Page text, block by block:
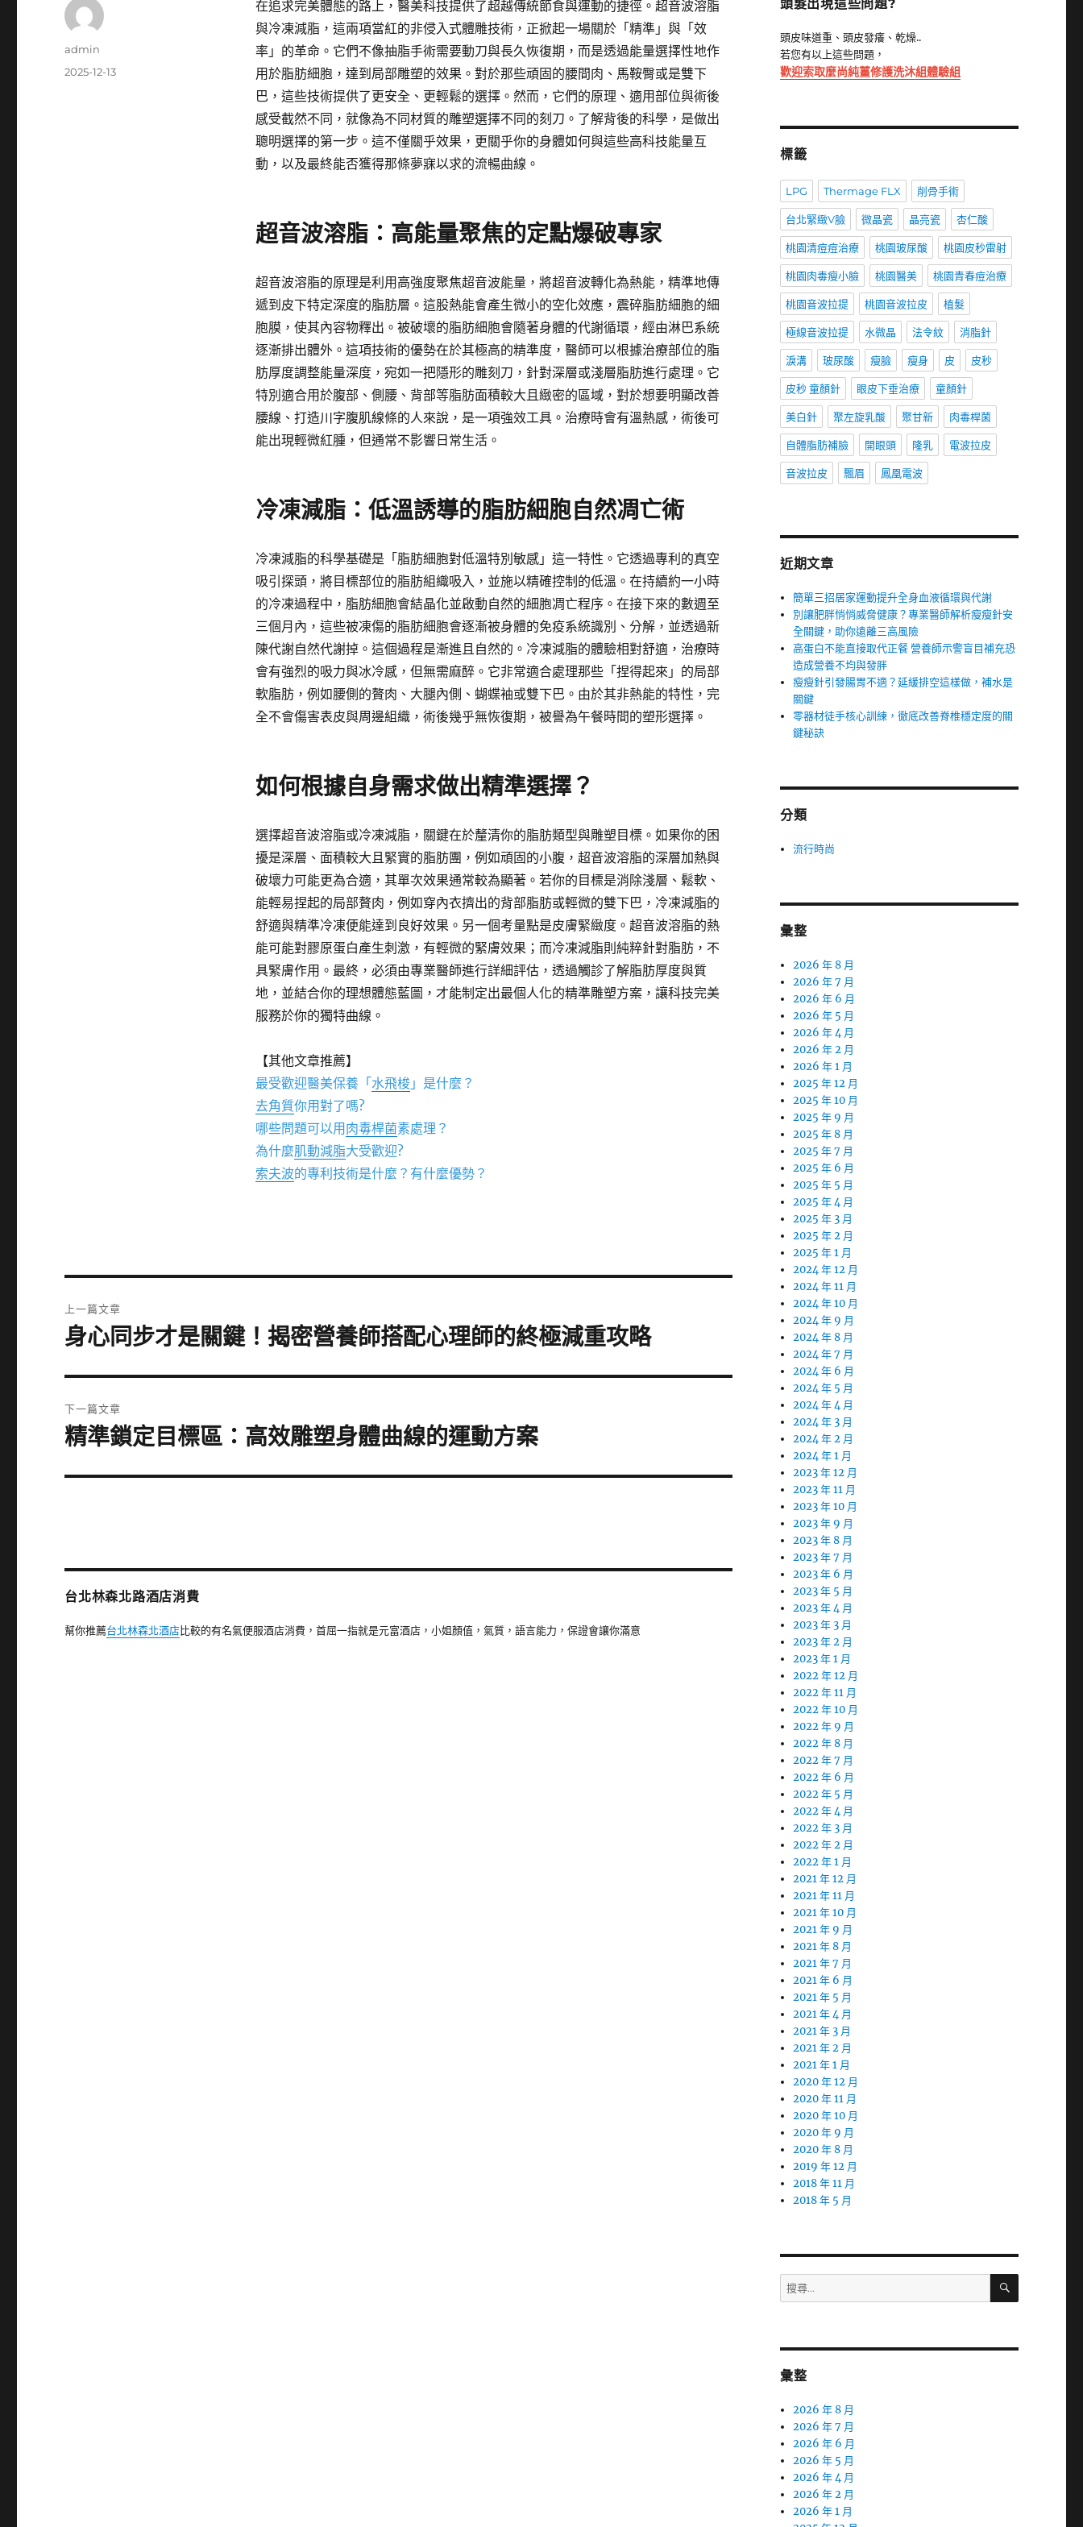
在追求完美體態的路上，醫美科技提供了超越傳統節食與運動的捷徑。超音波溶脂
與冷凍減脂，這兩項當紅的非侵入式體雕技術，正掀起一場關於「精準」與「效
率」的革命。它們不像抽脂手術需要動刀與長久恢復期，而是透過能量選擇性地作
用於脂肪細胞，達到局部雕塑的效果。對於那些頑固的腰間肉、馬鞍臀或是雙下
巴，這些技術提供了更安全、更輕鬆的選擇。然而，它們的原理、適用部位與術後
感受截然不同，就像為不同材質的雕塑選擇不同的刻刀。了解背後的科學，是做出
聰明選擇的第一步。這不僅關乎效果，更關乎你的身體如何與這些高科技能量互
動，以及最終能否獲得那條夢寐以求的流暢曲線。
超音波溶脂：高能量聚焦的定點爆破專家
超音波溶脂的原理是利用高強度聚焦超音波能量，將超音波轉化為熱能，精準地傳
遞到皮下特定深度的脂肪層。這股熱能會產生微小的空化效應，震碎脂肪細胞的細
胞膜，使其內容物釋出。被破壞的脂肪細胞會隨著身體的代謝循環，經由淋巴系統
逐漸排出體外。這項技術的優勢在於其極高的精準度，醫師可以根據治療部位的脂
肪厚度調整能量深度，宛如一把隱形的雕刻刀，針對深層或淺層脂肪進行處理。它
特別適合用於腹部、側腰、背部等脂肪面積較大且緻密的區域，對於想要明顯改善
腰線、打造川字腹肌線條的人來說，是一項強效工具。治療時會有溫熱感，術後可
能出現輕微紅腫，但通常不影響日常生活。
冷凍減脂：低溫誘導的脂肪細胞自然凋亡術
冷凍減脂的科學基礎是「脂肪細胞對低溫特別敏感」這一特性。它透過專利的真空
吸引探頭，將目標部位的脂肪組織吸入，並施以精確控制的低溫。在持續約一小時
的冷凍過程中，脂肪細胞會結晶化並啟動自然的細胞凋亡程序。在接下來的數週至
三個月內，這些被凍傷的脂肪細胞會逐漸被身體的免疫系統識別、分解，並透過新
陳代謝自然代謝掉。這個過程是漸進且自然的。冷凍減脂的體驗相對舒適，治療時
會有強烈的吸力與冰冷感，但無需麻醉。它非常適合處理那些「捏得起來」的局部
軟脂肪，例如腰側的贅肉、大腿內側、蝴蝶袖或雙下巴。由於其非熱能的特性，完
全不會傷害表皮與周邊組織，術後幾乎無恢復期，被譽為午餐時間的塑形選擇。
如何根據自身需求做出精準選擇？
選擇超音波溶脂或冷凍減脂，關鍵在於釐清你的脂肪類型與雕塑目標。如果你的困
擾是深層、面積較大且緊實的脂肪團，例如頑固的小腹，超音波溶脂的深層加熱與
破壞力可能更為合適，其單次效果通常較為顯著。若你的目標是消除淺層、鬆軟、
能輕易捏起的局部贅肉，例如穿內衣擠出的背部脂肪或輕微的雙下巴，冷凍減脂的
舒適與精準冷凍便能達到良好效果。另一個考量點是皮膚緊緻度。超音波溶脂的熱
能可能對膠原蛋白產生刺激，有輕微的緊膚效果；而冷凍減脂則純粹針對脂肪，不
具緊膚作用。最終，必須由專業醫師進行詳細評估，透過觸診了解脂肪厚度與質
地，並結合你的理想體態藍圖，才能制定出最個人化的精準雕塑方案，讓科技完美
服務於你的獨特曲線。
【其他文章推薦】
最受歡迎醫美保養「 水飛梭」是什麼？
去角質你用對了嗎?
哪些問題可以用 肉毒桿菌素處理？
為什麼肌動減脂大受歡迎?
索夫波的專利技術是什麼？有什麼優勢？
作
admin
發
2025-12-13
章
上一篇文章
上
篇
文
章:
身心同步才是關鍵！揭密營養師搭配心理師的終極減重攻略
下一篇文章
下
篇
精準鎖定目標區：高效雕塑身體曲線的運動方案
台北林森北路酒店消費
幫你推薦台北林森北酒店比較的有名氣便服酒店消費，首屈一指就是元富酒店，小姐顏值，氣質，語言能力，保證會讓你滿意
頭髮出現這些問題?
頭皮味道重、頭皮發癢、乾燥..
若您有以上這些問題，
歡迎索取麼尚純薑修護洗沐組體驗組
標籤
LPG Thermage FLX 削骨手術
台北緊緻V臉 微晶瓷 晶亮瓷 杏仁酸
桃園清痘痘治療 桃園玻尿酸 桃園皮秒雷射
桃園肉毒瘦小臉 桃園醫美 桃園青春痘治療
桃園音波拉提 桃園音波拉皮 植髮
極線音波拉提 水微晶 法令紋 消脂針
淚溝 玻尿酸 瘦臉 瘦身 皮 皮秒
皮秒 童顏針 眼皮下垂治療 童顏針
美白針 聚左旋乳酸 聚甘新 肉毒桿菌
自體脂肪補臉 開眼頭 隆乳 電波拉皮
音波拉皮 飄眉 鳳凰電波
近期文章
簡單三招居家運動提升全身血液循環與代謝
別讓肥胖悄悄威脅健康？專業醫師解析瘦瘦針安
全關鍵，助你遠離三高風險
高蛋白不能直接取代正餐 營養師示警盲目補充恐
造成營養不均與發胖
瘦瘦針引發腸胃不適？延緩排空這樣做，補水是
關鍵
零器材徒手核心訓練，徹底改善脊椎穩定度的關
鍵秘訣
分類
流行時尚
彙整
2026 年 8 月
2026 年 7 月
2026 年 6 月
2026 年 5 月
2026 年 4 月
2026 年 2 月
2026 年 1 月
2025 年 12 月
2025 年 10 月
2025 年 9 月
2025 年 8 月
2025 年 7 月
2025 年 6 月
2025 年 5 月
2025 年 4 月
2025 年 3 月
2025 年 2 月
2025 年 1 月
2024 年 12 月
2024 年 11 月
2024 年 10 月
2024 年 9 月
2024 年 8 月
2024 年 7 月
2024 年 6 月
2024 年 5 月
2024 年 4 月
2024 年 3 月
2024 年 2 月
2024 年 1 月
2023 年 12 月
2023 年 11 月
2023 年 10 月
2023 年 9 月
2023 年 8 月
2023 年 7 月
2023 年 6 月
2023 年 5 月
2023 年 4 月
2023 年 3 月
2023 年 2 月
2023 年 1 月
2022 年 12 月
2022 年 11 月
2022 年 10 月
2022 年 9 月
2022 年 8 月
2022 年 7 月
2022 年 6 月
2022 年 5 月
2022 年 4 月
2022 年 3 月
2022 年 2 月
2022 年 1 月
2021 年 12 月
2021 年 11 月
2021 年 10 月
2021 年 9 月
2021 年 8 月
2021 年 7 月
2021 年 6 月
2021 年 5 月
2021 年 4 月
2021 年 3 月
2021 年 2 月
2021 年 1 月
2020 年 12 月
2020 年 11 月
2020 年 10 月
2020 年 9 月
2020 年 8 月
2019 年 12 月
2018 年 11 月
2018 年 5 月
搜
尋
字:
搜
彙整
2026 年 8 月
2026 年 7 月
2026 年 6 月
2026 年 5 月
2026 年 4 月
2026 年 2 月
2026 年 1 月